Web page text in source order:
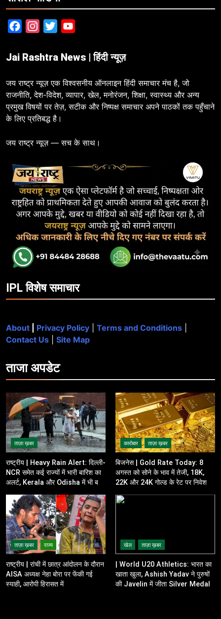
FacebookInstagram
Twitter
Jai Rashtra News | हिंदी न्यूज़
जय राष्ट्र न्यूज़ एक विश्वसनीय ऑनलाइन हिंदी समाचार मंच है, जो
राजनीति, देश-विदेश, व्यापार, खेल, मनोरंजन, शिक्षा, स्वास्थ्य और अन्य
प्रमुख विषयों पर तेज़, सटीक और निष्पक्ष समाचार अपने पाठकों तक पहुँचाने
के लिए प्रतिबद्ध है।
जय राष्ट्र न्यूज़ — सच के साथ।
IPL विशेष समाचार
About Privacy Policy Terms and Conditions
Contact Us
Site Map
ताजाअपडेट
ताज़ा ख़बर
राष्ट्रीय | Heavy Rain Alert: दिल्ली-
NCR समेत कई राज्यों में भारी बारिश का
अलर्ट, Kerala और Odisha में भी बढ़ी
कारोबार ताज़ा ख़बर
बिजनेस | Gold Rate Today: 8
अगस्त को सोने के भाव में तेजी, 18K,
22K और 24K गोल्ड के रेट पर निवेशकों
ताज़ा ख़बर राज्य
राष्ट्रीय | रांची में छात्र आंदोलन के दौरान
AISA अध्यक्ष नेहा बोरा पर फेंकी गई
स्याही, आरोपी हिरासत में
खेल ताज़ा ख़बर
| World U20 Athletics: भारत का
खाता खुला, Ashish Yadav ने पुरुषों
की Javelin में जीता Silver Medal